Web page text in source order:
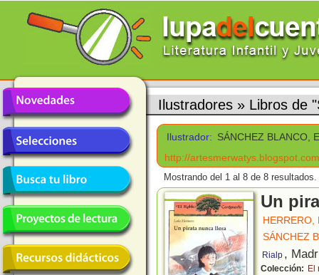
Ilustradores » Libros de
Ilustrador: SÁNCHEZ BLANCO,
http://
Mostrando del 1 al 8 de 8 resultados.
Un
HERRERO,
SÁNCHEZ
Rialp ,
Colección: El